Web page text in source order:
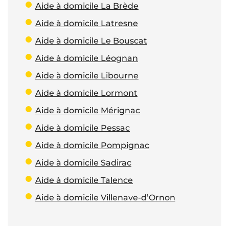
Aide à domicile La Brède
Aide à domicile Latresne
Aide à domicile Le Bouscat
Aide à domicile Léognan
Aide à domicile Libourne
Aide à domicile Lormont
Aide à domicile Mérignac
Aide à domicile Pessac
Aide à domicile Pompignac
Aide à domicile Sadirac
Aide à domicile Talence
Aide à domicile Villenave-d’Ornon